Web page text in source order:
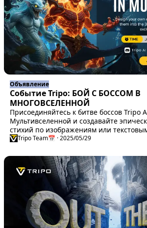
Объявление
Событие Tripo: БОЙ С БОССОМ В
МНОГОВСЕЛЕННОЙ
Присоединяйтесь к битве боссов Tripo
Мультивселенной и создавайте
стихий по изображениям или
Выигрывайте призы, такие как 3D-
Tripo Team📅 · 2025/05/29